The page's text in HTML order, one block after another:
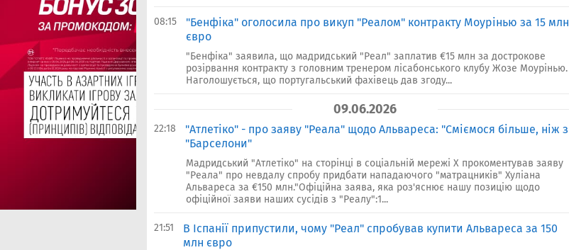
08:15
"Бенфіка" оголосила про викуп "Реалом" контракту Моурінью за 15 млн
євро
"Бенфіка" заявила, що мадридський "Реал" заплатив €15 млн за дострокове
розірвання контракту з головним тренером лісабонського клубу Жозе Моурінью.
Наголошується, що португальський фахівець дав згоду...
09.06.2026
22:18
"Атлетіко" - про заяву "Реала" щодо Альвареса: "Сміємося більше, ніж з
"Барселони"
Мадридський "Атлетіко" на сторінці в соціальній мережі X прокоментував заяву
"Реала" про невдалу спробу придбати нападаючого "матрацників" Хуліана
Альвареса за €150 млн."Офіційна заява, яка роз'яснює нашу позицію щодо
офіційної заяви наших сусідів з "Реалу":1...
21:51
В Іспанії припустили, чому "Реал" спробував купити Альвареса за 150
млн євро